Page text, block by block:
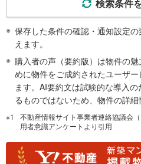
通
知
け
条
を
検索条件
保存した条件の確認・通知設定
えます。
購入者の声（要約版）は物件の
めに物件をご成約されたユーザ
ます。AI要約文は試験的な導入
るものではないため、物件の詳細
不動産情報サイト事業者連絡協議会
用者意識アンケートより引用